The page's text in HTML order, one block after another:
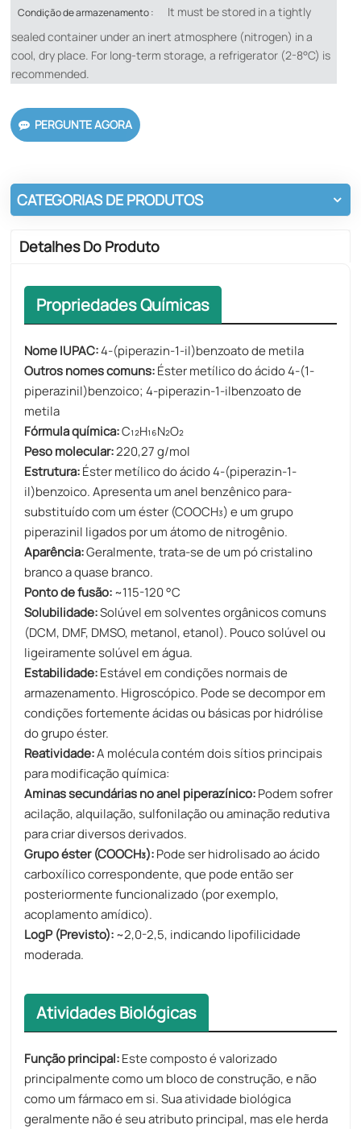
Condição de armazenamento :
It must be stored in a tightly
sealed container​ under an inert atmosphere (nitrogen)​ in a
cool, dry place. For long-term storage, a refrigerator (2-8°C)​ is
recommended.
PERGUNTE AGORA
CATEGORIAS DE PRODUTOS
Detalhes Do Produto
Propriedades Químicas
Nome IUPAC:4-(piperazin-1-il)benzoato de metila
Outros nomes comuns:Éster metílico do ácido 4-(1-
piperazinil)benzoico; 4-piperazin-1-ilbenzoato de
metila
Fórmula química:C₁₂H₁₆N₂O₂
Peso molecular:220,27 g/mol
Estrutura:Éster metílico do ácido 4-(piperazin-1-
il)benzoico. Apresenta um anel benzênico para-
substituído com um éster (COOCH₃) e um grupo
piperazinil ligados por um átomo de nitrogênio.
Aparência:Geralmente, trata-se de um pó cristalino
branco a quase branco.
Ponto de fusão:~115-120 °C
Solubilidade:Solúvel em solventes orgânicos comuns
(DCM, DMF, DMSO, metanol, etanol). Pouco solúvel ou
ligeiramente solúvel em água.
Estabilidade:Estável em condições normais de
armazenamento. Higroscópico. Pode se decompor em
condições fortemente ácidas ou básicas por hidrólise
do grupo éster.
Reatividade:A molécula contém dois sítios principais
para modificação química:
Aminas secundárias no anel piperazínico:Podem sofrer
acilação, alquilação, sulfonilação ou aminação redutiva
para criar diversos derivados.
Grupo éster (COOCH₃):Pode ser hidrolisado ao ácido
carboxílico correspondente, que pode então ser
posteriormente funcionalizado (por exemplo,
acoplamento amídico).
LogP (Previsto):~2,0-2,5, indicando lipofilicidade
moderada.
Atividades Biológicas
Função principal:Este composto é valorizado
principalmente como um bloco de construção, e não
como um fármaco em si. Sua atividade biológica
geralmente não é seu atributo principal, mas ele herda